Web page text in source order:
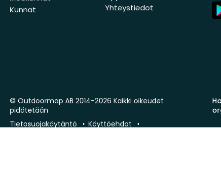
Kunnat
Yhteystiedot
© Outdoormap AB 2014-2026 Kaikki oikeudet
pidätetään
Tietosuojakäytäntö
Käyttöehdot